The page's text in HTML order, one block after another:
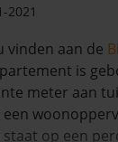
2021
vinden aan de
is
meter aan
op een